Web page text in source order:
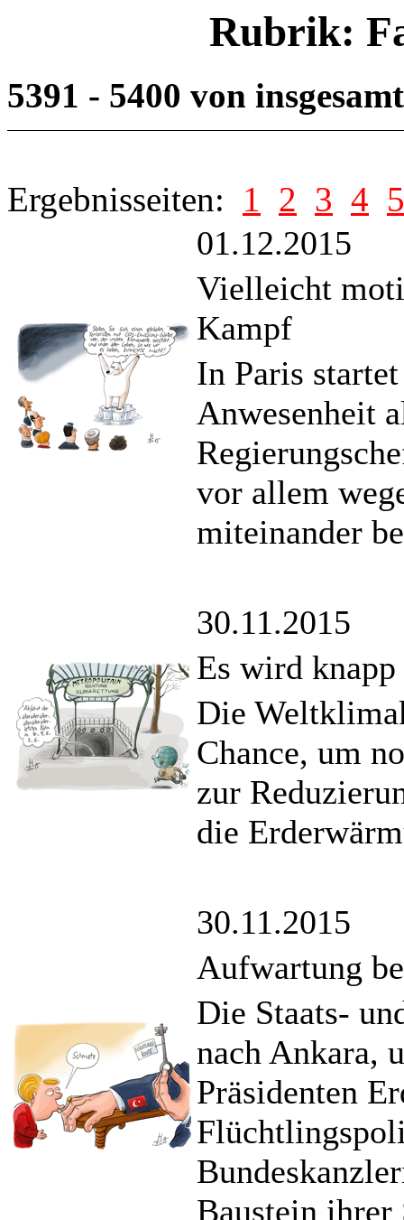
Rubrik:
5391 - 5400 von
Ergebnisseiten: 1 2 3 4 5
01.12.2015
Vielleicht
Kampf
In Paris
Anwesenheit
vor allem
miteinander
30.11.2015
Es wird knapp
Die
Chance, um
zur
die
30.11.2015
Aufwartung
Die Staats-
nach Ankara,
Präsidenten
Baustein